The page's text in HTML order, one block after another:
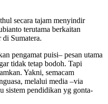
secara tajam menyindir
terutama berkaitan
di Sumatera.
pengamat puisi– pesan utama
tidak tetap bodoh. Tapi
Yakni, semacam
melalui media –via
sistem pendidikan yg gonta-